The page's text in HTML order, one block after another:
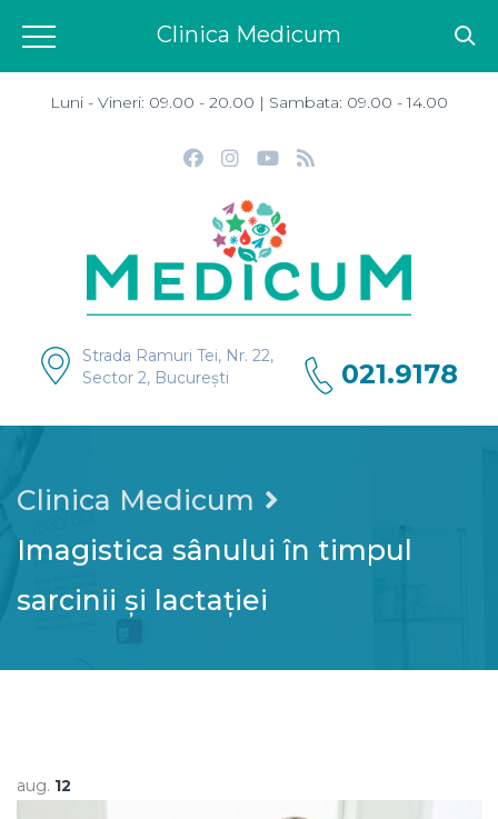
Luni - Vineri: 09.00 - 20.00 | Sambata: 09.00 - 14.00
Strada Ramuri Tei, Nr. 22,
Sector 2, București
021.9178
Clinica Medicum
Imagistica sânului în timpul
sarcinii și lactației
aug. 12
Clinica Medicum